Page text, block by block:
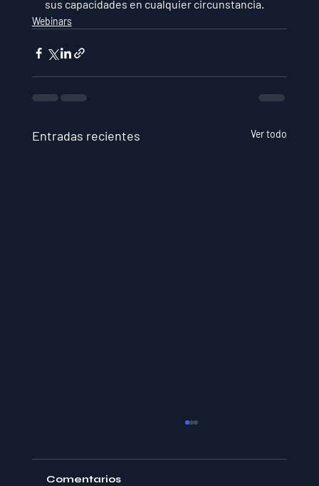
sus capacidades en cualquier circunstancia.
Webinars
Entradas recientes Ver todo
Comentarios